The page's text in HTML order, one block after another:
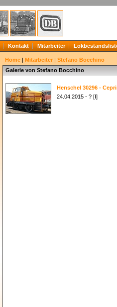
Kontakt Mitarbeiter
Home | Mitarbeiter | Stefano Bocchino
Galerie von Stefano Bocchino
Henschel 30296 -
24.04.2015 - ? [I]